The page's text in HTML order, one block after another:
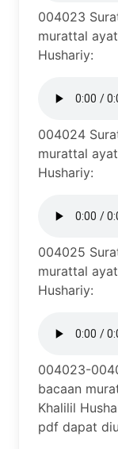
004023
murattal
Hushariy:
004024
murattal
Hushariy:
004025
murattal
Hushariy:
004023-
bacaan
Khalilil
pdf dapat